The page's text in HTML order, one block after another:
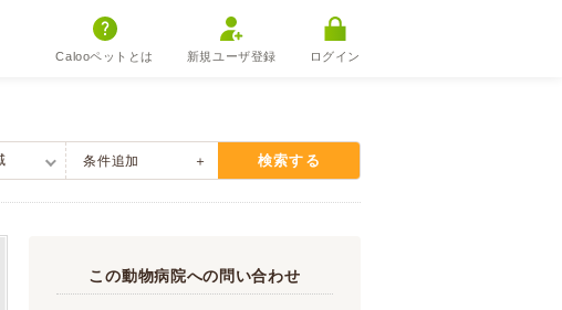
Calooペットとは 新規ユーザ登録 ログイン
条件追加 検索する
この動物病院への問い合わせ